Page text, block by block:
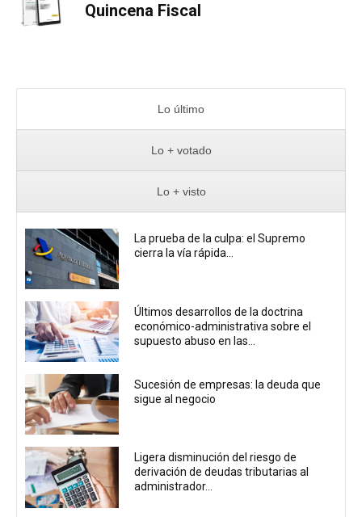
Quincena Fiscal
Lo último
Lo + votado
Lo + visto
La prueba de la culpa: el Supremo
cierra la vía rápida...
Últimos desarrollos de la doctrina
económico-administrativa sobre el
supuesto abuso en las...
Sucesión de empresas: la deuda que
sigue al negocio
Ligera disminución del riesgo de
derivación de deudas tributarias al
administrador...